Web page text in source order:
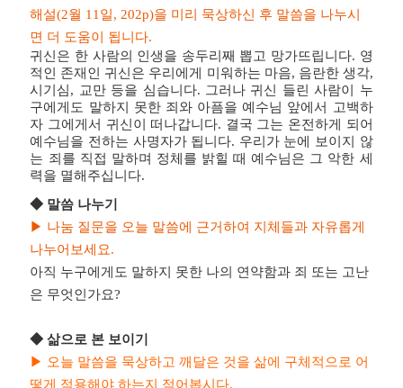
해설(2월 11 일, 202p)을 미리 묵상하신 후 말씀을 나누시
면 더 도움이 됩니다.
귀신은 한 사람의 인생을 송두리째 뽑고 망가뜨립니다. 영
적인 존재인 귀신은 우리에게 미워하는 마음, 음란한 생각,
시기심, 교만 등을 심습니다. 그러나 귀신 들린 사람이 누
구에게도 말하지 못한 죄와 아픔을 예수님 앞에서 고백하
자 그에게서 귀신이 떠나갑니다. 결국 그는 온전하게 되어
예수님을 전하는 사명자가 됩니다. 우리가 눈에 보이지 않
는 죄를 직접 말하며 정체를 밝힐 때 예수님은 그 악한 세
력을 멸해주십니다.
◆ 말씀 나누기
▶ 나눔 질문을 오늘 말씀에 근거하여 지체들과 자유롭게
나누어보세요.
아직 누구에게도 말하지 못한 나의 연약함과 죄 또는 고난
은 무엇인가요?
◆삶으로 본 보이기
▶ 오늘 말씀을 묵상하고 깨달은 것을 삶에 구체적으로 어
떻게 적용해야 하는지 적어봅시다.